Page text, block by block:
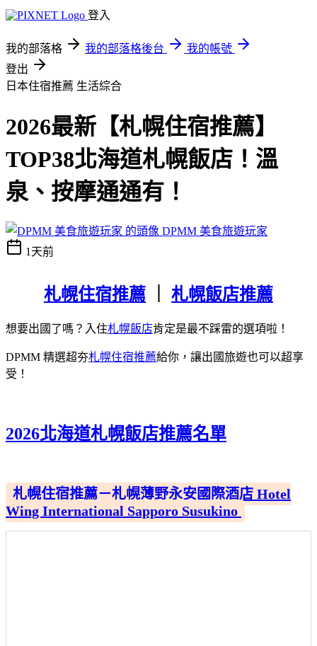
登入
我的部落格 我的部落格後台
我的帳號
登出
日本住宿推薦 生活綜合
2026最新【札幌住宿推薦】
TOP38北海道札幌飯店！溫
泉、按摩通通有！
DPMM 美食旅遊玩家
1天前
札幌住宿推薦 札幌飯店推薦
想要出國了嗎？入住札幌飯店肯定是最不踩雷的選項啦！
DPMM 精選超夯札幌住宿推薦給你，讓出國旅遊也可以超享
受！
2026北海道札幌飯店推薦名單
札幌住宿推薦－札幌薄野永安國際酒店 Hotel
Wing International Sapporo Susukino